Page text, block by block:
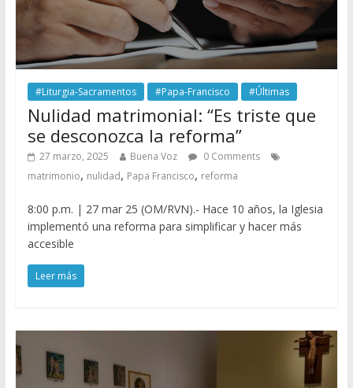
#Liturgia-Sacramentos #Papa-Francisco #Últimas
Nulidad matrimonial: “Es triste que
se desconozca la reforma”
27 marzo, 2025 Buena Voz
0 Comments
matrimonio, nulidad, Papa Francisco, reforma
8:00 p.m. | 27 mar 25 (OM/RVN).- Hace 10 años, la Iglesia
implementó una reforma para simplificar y hacer más
accesible
Leer más